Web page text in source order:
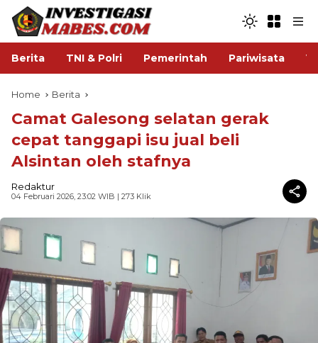
Berita TNI & Polri Pemerintah Pariwisata
Home Berita
Camat Galesong selatan gerak
cepat tanggapi isu jual beli
Alsintan oleh stafnya
Redaktur
04 Februari 2026, 23:02 WIB | 273 Klik